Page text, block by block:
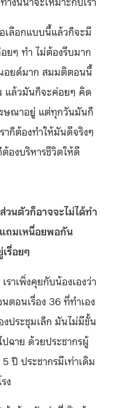
เลือกแบบนี้แล้วก็จะมี
ยๆ ทำ ไม่ต้องรีบมาก
อยด์มาก สมมติตอนนี้
แล้วมันก็จะค่อยๆ คิด
ฆษณาอยู่ แต่ทุกวันมันก็
าก็ต้องทำให้มันดีจริงๆ
ต้องบริหารชีวิตให้ดี
วนตัวก็อาจจะไม่ได้ทำ
แถมเหนื่อยพอกัน
รื่อยๆ
าเพิ่งคุยกับน้องเองว่า
ตอนเรื่อง 36 ที่ทำเอง
ประชุมเล็ก มันไม่มีขั้น
ฉาย ด้วยประชากรผู้
ปี ประชากรมีเท่าเดิม
ง